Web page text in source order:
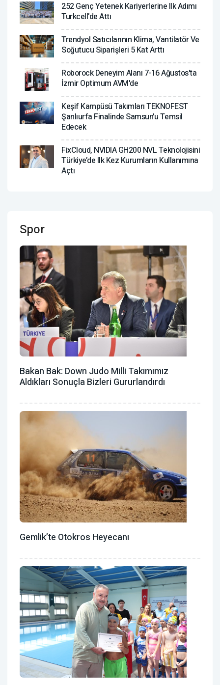
252 Genç Yetenek Kariyerlerine Ilk Adımı
Turkcell’de Attı
Trendyol Satıcılarının Klima, Vantilatör ‎ve
Soğutucu Siparişleri 5 Kat Arttı
Roborock Deneyim Alanı 7-16 Ağustos'ta
İzmir Optimum AVM'de
Keşif Kampüsü Takımları TEKNOFEST
Şanlıurfa Finalinde Samsun'u Temsil
Edecek
FixCloud, NVIDIA GH200 NVL Teknolojisini
Türkiye’de Ilk Kez Kurumların Kullanımına
Açtı
Spor
Bakan Bak: Down Judo Milli Takımımız
Aldıkları Sonuçla Bizleri Gururlandırdı
Gemlik’te Otokros Heyecanı